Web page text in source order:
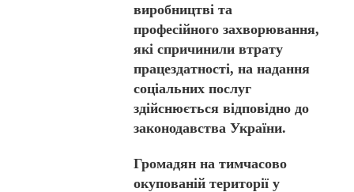
виробництві та
професійного захворювання,
які спричинили втрату
працездатності, на надання
соціальних послуг
здійснюється відповідно до
законодавства України.
Громадян на тимчасово
окупованій території у